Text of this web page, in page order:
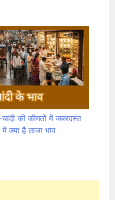
की कीमतों में जबरदस्त
क्या है ताजा भाव